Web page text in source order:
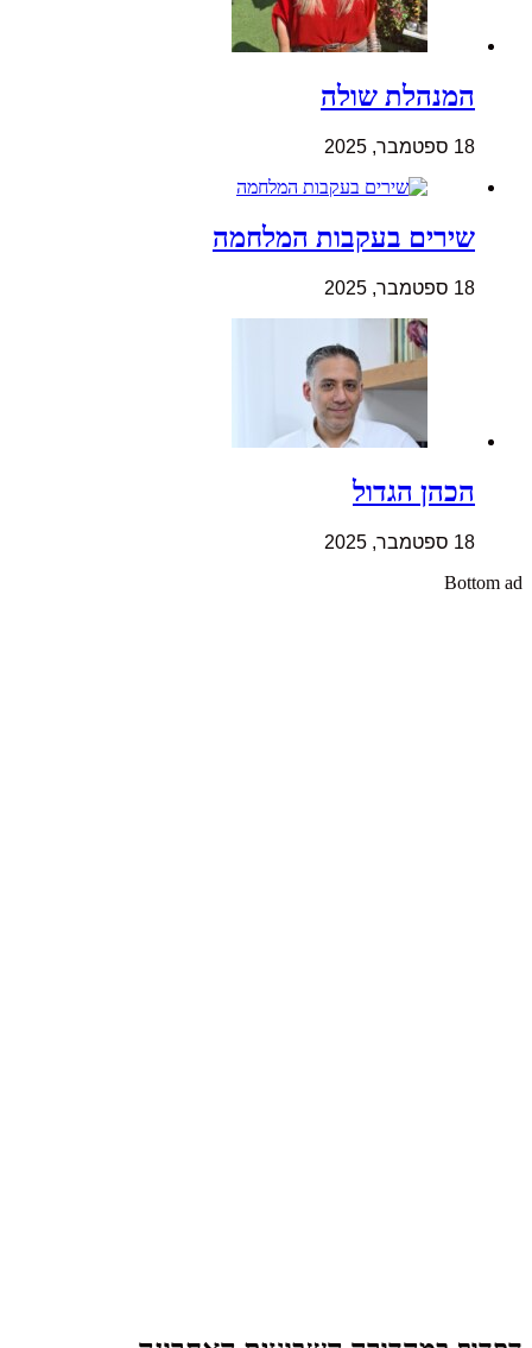
המנהלת שולה
18 ספטמבר, 2025
שירים בעקבות המלחמה
18 ספטמבר, 2025
הכהן הגדול
18 ספטמבר, 2025
Bottom ad